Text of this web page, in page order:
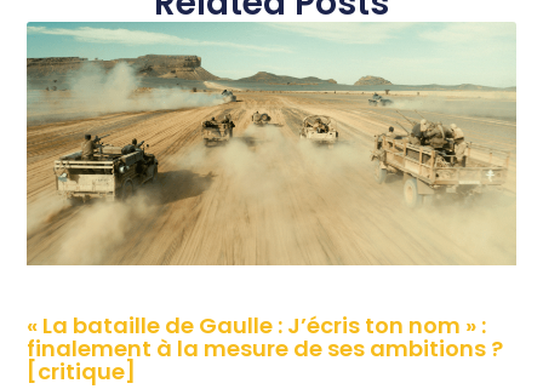
« La bataille de Gaulle : J’écris ton nom » :
finalement à la mesure de ses ambitions ?
[critique]